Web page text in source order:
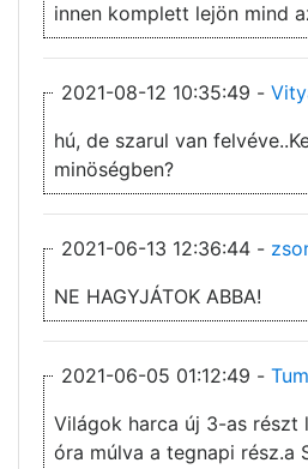
innen komplett lejön mind
2021-08-12 10:35:49 -
hú, de szarul van
minöségben?
2021-06-13 12:36:44 -
NE HAGYJÁTOK ABBA!
2021-06-05 01:12:49 -
Világok harca új 3-as részt
óra múlva a tegnapi rész.a